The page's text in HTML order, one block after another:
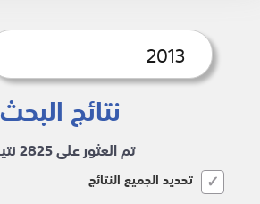
نتائج البحث
تم العثور على 2825 نتيجة
تحديد الجميع النتائج